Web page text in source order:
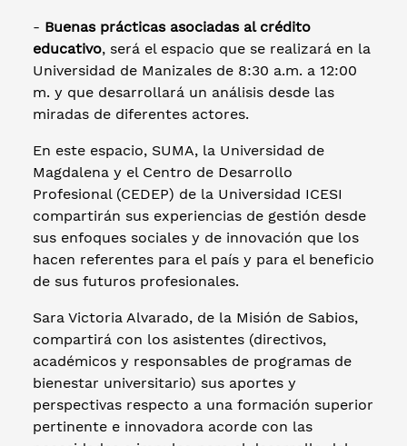
- Buenas prácticas asociadas al crédito
educativo, será el espacio que se realizará en la
Universidad de Manizales de 8:30 a.m. a 12:00
m. y que desarrollará un análisis desde las
miradas de diferentes actores.
En este espacio, SUMA, la Universidad de
Magdalena y el Centro de Desarrollo
Profesional (CEDEP) de la Universidad ICESI
compartirán sus experiencias de gestión desde
sus enfoques sociales y de innovación que los
hacen referentes para el país y para el beneficio
de sus futuros profesionales.
Sara Victoria Alvarado, de la Misión de Sabios,
compartirá con los asistentes (directivos,
académicos y responsables de programas de
bienestar universitario) sus aportes y
perspectivas respecto a una formación superior
pertinente e innovadora acorde con las